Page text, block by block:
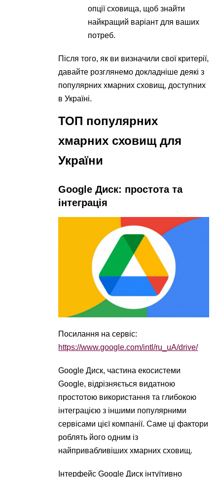
опції сховища, щоб знайти
найкращий варіант для ваших
потреб.
Після того, як ви визначили свої критерії,
давайте розглянемо докладніше деякі з
популярних хмарних сховищ, доступних
в Україні.
ТОП популярних
хмарних сховищ для
України
Google Диск: простота та
інтеграція
Посилання на сервіс:
https://www.google.com/intl/ru_uA/drive/
Google Диск, частина екосистеми
Google, відрізняється видатною
простотою використання та глибокою
інтеграцією з іншими популярними
сервісами цієї компанії. Саме ці фактори
роблять його одним із
найпривабливіших хмарних сховищ.
Інтерфейс Google Диск інтуїтивно